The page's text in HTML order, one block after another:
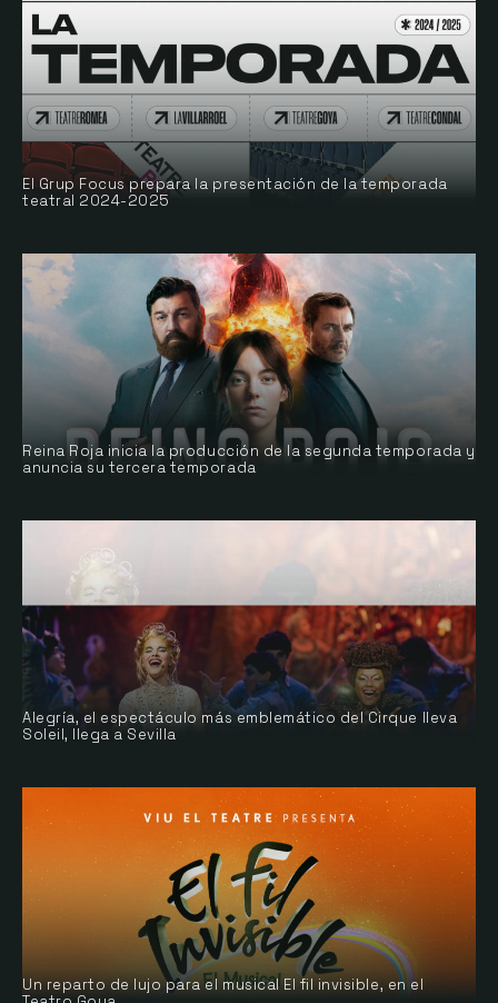
El Grup Focus prepara la presentación de la temporada
teatral 2024-2025
Reina Roja inicia la producción de la segunda temporada y
anuncia su tercera temporada
Alegría, el espectáculo más emblemático del Cirque lleva
Soleil, llega a Sevilla
Un reparto de lujo para el musical El fil invisible, en el